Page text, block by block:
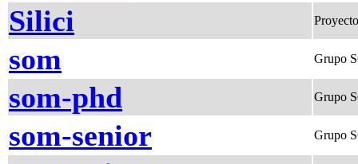
Silici
som Grupo
som-phd Grupo
som-senior Grupo